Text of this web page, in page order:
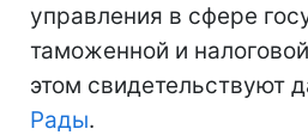
управления в сфере
таможенной и
этом свидетельствуют
Рады.